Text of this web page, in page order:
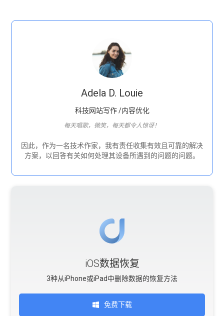
Adela D. Louie
科技网站写作 /内容优化
每天唱歌，微笑，每天都令人惊讶！
因此，作为一名技术作家，我有责任收集有效且可靠的解决
方案，以回答有关如何处理其设备所遇到的问题的问题。
iOS数据恢复
3种从iPhone或iPad中删除数据的恢复方法
免费下载